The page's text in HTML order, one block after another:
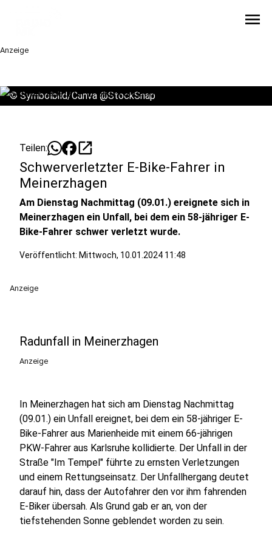
menu
Anzeige
© Symbolbild/Canva @StockSnap
Teilen: open_in_new
Schwerverletzter E-Bike-Fahrer in
Meinerzhagen
Am Dienstag Nachmittag (09.01.) ereignete sich in
Meinerzhagen ein Unfall, bei dem ein 58-jähriger E-
Bike-Fahrer schwer verletzt wurde.
Veröffentlicht: Mittwoch, 10.01.2024 11:48
Anzeige
Radunfall in Meinerzhagen
Anzeige
In Meinerzhagen hat sich am Dienstag Nachmittag
(09.01.) ein Unfall ereignet, bei dem ein 58-jähriger E-
Bike-Fahrer aus Marienheide mit einem 66-jährigen
PKW-Fahrer aus Karlsruhe kollidierte. Der Unfall in der
Straße "Im Tempel" führte zu ernsten Verletzungen
und einem Rettungseinsatz. Der Unfallhergang deutet
darauf hin, dass der Autofahrer den vor ihm fahrenden
E-Biker übersah. Als Grund gab er an, von der
tiefstehenden Sonne geblendet worden zu sein.